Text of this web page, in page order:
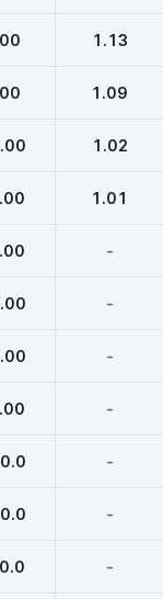
1.13
1.09
1.02
1.01
-
-
-
-
-
-
-